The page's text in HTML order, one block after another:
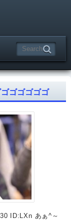
ゴゴゴゴゴ
ID:LXn あぁ^～